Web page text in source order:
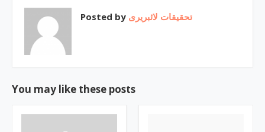
Posted by تحقیقات لائبریری
You may like these posts